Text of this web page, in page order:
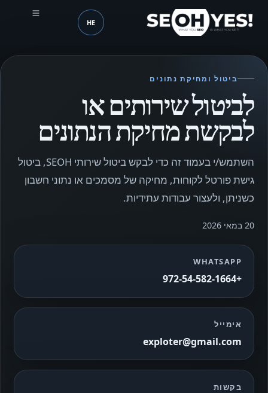
SEOH שפה (mobile header)
HE
ביטול ומחיקת נתונים
לביטול שירותים או
לבקשת מחיקת הנתונים
השתמש/י בעמוד זה כדי לבקש ביטול שירותי SEOH, ביטול
גישת פורטל לקוחות, מחיקה של מסמכים או נתוני חשבון
כשניתן, ולעצור עבודות עתידיות.
20 במאי 2026
WHATSAPP
+972-54-582-1664
אימייל
exploter@gmail.com
בקשות